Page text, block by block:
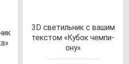
3D све­тиль­ник с ва­шим
тек­стом «Кубок чем­пи­
ону»